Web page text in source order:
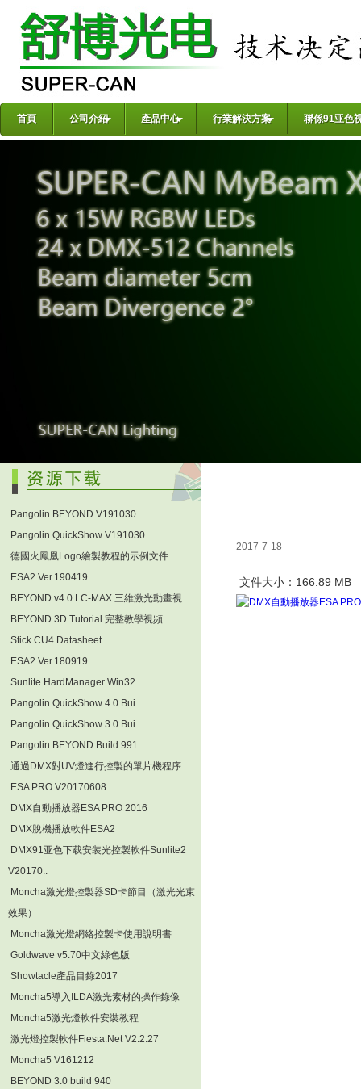
首頁 公司介紹 產品中心 行業解決方案 聯係91亚色
Pangolin BEYOND V191030
Pangolin QuickShow V191030
德國火鳳凰Logo繪製教程的示例文件
ESA2 Ver.190419
BEYOND v4.0 LC-MAX 三維激光動畫視..
BEYOND 3D Tutorial 完整教學視頻
Stick CU4 Datasheet
ESA2 Ver.180919
Sunlite HardManager Win32
Pangolin QuickShow 4.0 Bui..
Pangolin QuickShow 3.0 Bui..
Pangolin BEYOND Build 991
通過DMX對UV燈進行控製的單片機程序
ESA PRO V20170608
DMX自動播放器ESA PRO 2016
DMX脫機播放軟件ESA2
DMX91亚色下载安装光控製軟件Sunlite2
V20170..
Moncha激光燈控製器SD卡節目（激光光束
效果）
Moncha激光燈網絡控製卡使用說明書
Goldwave v5.70中文綠色版
Showtacle產品目錄2017
Moncha5導入ILDA激光素材的操作錄像
Moncha5激光燈軟件安裝教程
激光燈控製軟件Fiesta.Net V2.2.27
Moncha5 V161212
BEYOND 3.0 build 940
2017-7-18
文件大小：166.89 MB